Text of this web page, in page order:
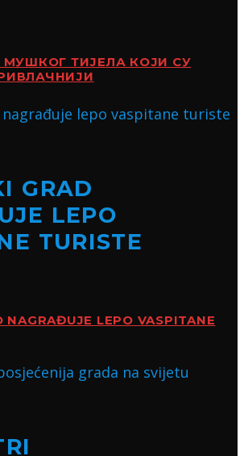
ТИЈЕЛА КОЈИ СУ
GRAD
LEPO
TURISTE
NAGRAĐUJE LEPO VASPITANE